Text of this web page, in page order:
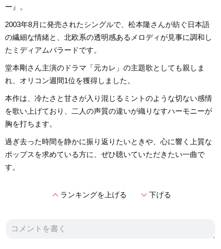
ー』。
2003年8月に発売されたシングルで、松本隆さんが紡ぐ日本語
の繊細な情緒と、北欧系の透明感あるメロディが見事に調和し
たミディアムバラードです。
堂本剛さん主演のドラマ「元カレ」の主題歌としても親しま
れ、オリコン週間1位を獲得しました。
本作は、冷たさと甘さが入り混じるミントのような切ない感情
を歌い上げており、二人の声質の違いが織りなすハーモニーが
胸を打ちます。
過ぎ去った時間を静かに振り返りたいときや、心に響く上質な
ポップスを求めている方に、ぜひ聴いていただきたい一曲で
す。
expand_lessランキングを上げる expand_more下げる